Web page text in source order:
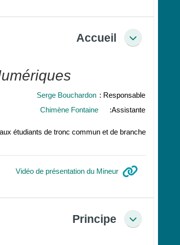
طي Accueil
Responsable :
Serge Bouchardon
Assistante:
Chimène Fontaine
étudiants de tronc commun et de branche.
Vidéo de présentation du Mineurرابط
طي Principe